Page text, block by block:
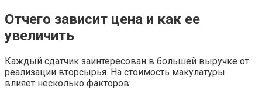
Отчего зависит цена и как ее
увеличить
Каждый сдатчик заинтересован в большей выручке от
реализации вторсырья. На стоимость макулатуры
влияет несколько факторов: